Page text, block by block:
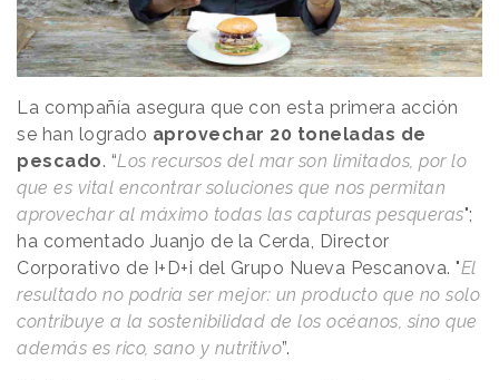
La compañía asegura que con esta primera acción
se han logrado aprovechar 20 toneladas de
pescado. “Los recursos del mar son limitados, por lo
que es vital encontrar soluciones que nos permitan
aprovechar al máximo todas las capturas pesqueras";
ha comentado Juanjo de la Cerda, Director
Corporativo de I+D+i del Grupo Nueva Pescanova. "El
resultado no podría ser mejor: un producto que no solo
contribuye a la sostenibilidad de los océanos, sino que
además es rico, sano y nutritivo”.